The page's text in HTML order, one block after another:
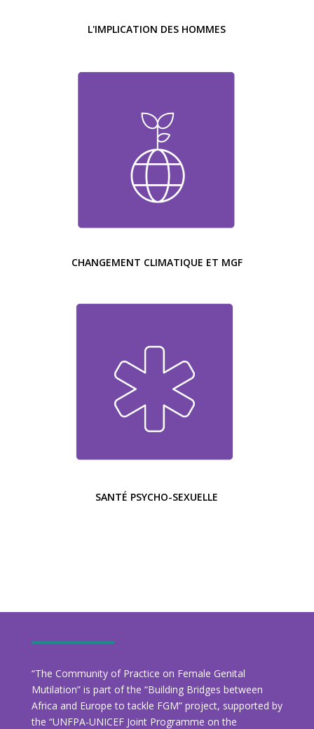
L'IMPLICATION DES HOMMES
CHANGEMENT CLIMATIQUE ET MGF
SANTÉ PSYCHO-SEXUELLE
“The Community of Practice on Female Genital
Mutilation” is part of the “Building Bridges between
Africa and Europe to tackle FGM” project, supported by
the “UNFPA-UNICEF Joint Programme on the